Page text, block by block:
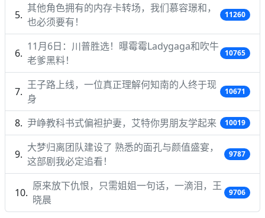
其他角色拥有的内存卡转场，我们慕容璟和，
也必须要有！
11260
11月6日：川普胜选！曝霉霉Ladygaga和吹牛
老爹黑料！
10765
王子路上线，一位真正理解何知南的人终于现
身
10671
尹峥教科书式偏袒护妻，艾特你男朋友学起来 10019
大梦归离团队建设了 熟悉的面孔与颜值盛宴，
这部剧我必定追看！
9787
原来放下仇恨，只需姐姐一句话，一滴泪，王
晓晨
9706